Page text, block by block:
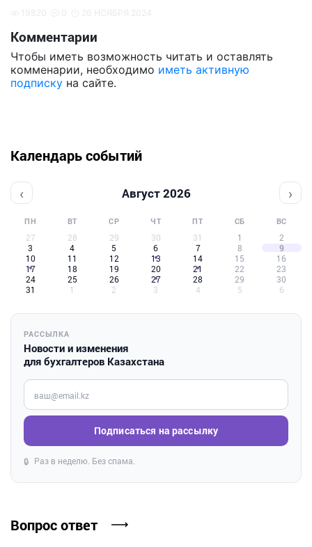
Комментарии
Чтобы иметь возможность читать и оставлять
комменарии, необходимо иметь активную
подписку на сайте.
Календарь событий
‹ Август 2026 ›
ПН ВТ СР ЧТ ПТ СБ ВС
27 28 29 30 31 1
2
3
4 5 6 7 8
9
10
11 12 13 14 15
16
17
18 19 20 21 22
23
24
25 26 27 28 29
30
31
1 2 3 4 5 6
РАССЫЛКА
Новости и изменения
для бухгалтеров Казахстана
Введите ваш e-mail
Подписаться на рассылку
🔒 Раз в неделю. Без спама.
Вопрос ответ